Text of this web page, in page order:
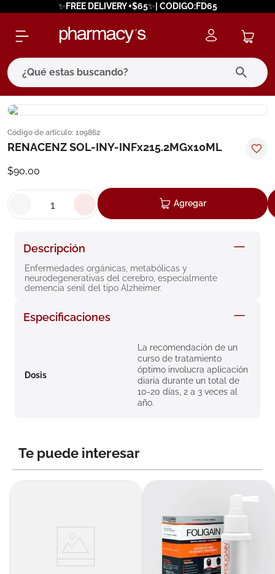
✨FREE DELIVERY +$65✨| CODIGO:FD65
¿Qué estas buscando?
Código de artículo: 109862
RENACENZ SOL-INY-INFx215.2MGx10ML
$90,00
Agregar
Descripción
Enfermedades orgánicas, metabólicas y
neurodegenerativas del cerebro, especialmente
demencia senil del tipo Alzheimer.
Especificaciones
Dosis
La recomendación de un
curso de tratamiento
óptimo involucra aplicación
diaria durante un total de
10-20 días, 2 a 3 veces al
año.
Te puede interesar
términos más buscados
1. eucerin
bioderma
5. cerave
6 degraler
7. isdin
8. roche posay